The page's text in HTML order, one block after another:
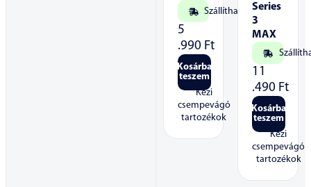
Szállítható
5
.990 Ft
Kosárba
teszem
Kézi
csempevágó
tartozékok
Series
3
MAX
11
.490 Ft
Kosárba
teszem
Kézi
csempevágó
tartozékok